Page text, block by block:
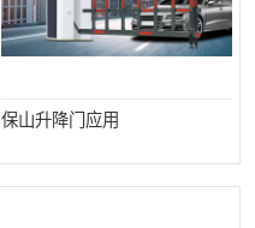
保山升降门应用